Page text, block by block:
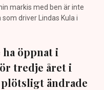
markis med ben är inte
som driver Lindas Kula i
öppnat i
tredje året i
ändrade